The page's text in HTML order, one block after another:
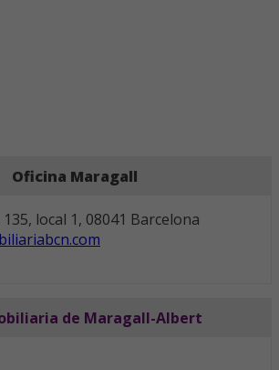
Oficina Maragall
local 1, 08041 Barcelona
de Maragall-Albert